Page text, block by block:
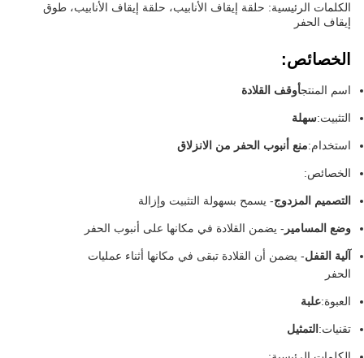
الكلمات الرئيسية: حلقة إيقاف الأنابيب، حلقة إيقاف الأنابيب، طوق
إيقاف الحفر
الخصائص:
اسم المنتجأوقف القلادة
التثبيت:سهلة
استخدام:منع أنبوب الحفر من الانزلاق
الخصائص:
التصميم المزدوج- يسمح بسهولة التثبيت وإزالة
وضع المسامير- يضمن القلادة في مكانها على أنبوب الحفر
آلية القفل- يضمن أن القلادة تبقى في مكانها أثناء عمليات
الحفر
العبوة:علبة
تقنيات:التمثيل